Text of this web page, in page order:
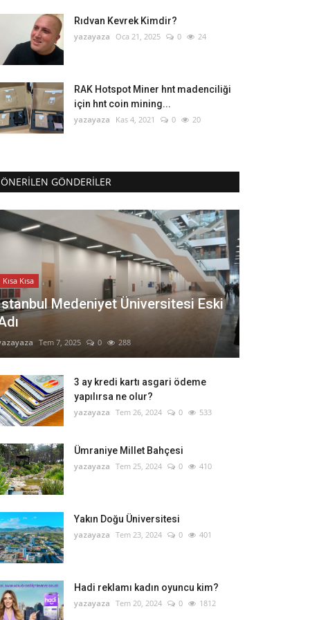
Rıdvan Kevrek Kimdir?
yazayaza Oca 21, 2025 0 24
RAK Hotspot Miner hnt madenciliği
için hnt coin mining...
yazayaza Kas 4, 2021 0 20
ÖNERILEN GÖNDERILER
Kısa Kısa
Medeniyet Üniversitesi Eski
Tem 7, 2025 0 288
3 ay kredi kartı asgari ödeme
yapılırsa ne olur?
yazayaza Tem 26, 2024 0 533
Ümraniye Millet Bahçesi
yazayaza Tem 25, 2024 0 410
Yakın Doğu Üniversitesi
yazayaza Tem 23, 2024 0 401
Hadi reklamı kadın oyuncu kim?
yazayaza Tem 20, 2024 0 1812